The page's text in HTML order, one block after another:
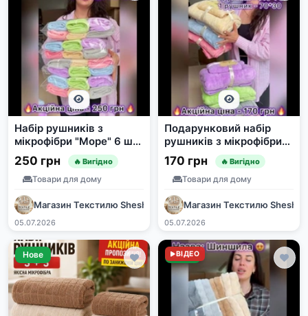
Набір рушників з
мікрофібри "Море" 6 шт
70*30 см
250 грн 🔥 Вигідно
Товари для дому
Магазин Текстилю SheshaShop
05.07.2026
Подарунковий набір
рушників з мікрофібри
(2 шт.)
170 грн 🔥 Вигідно
Товари для дому
Магазин Текстилю
05.07.2026
Нове Нове
ВІДЕО